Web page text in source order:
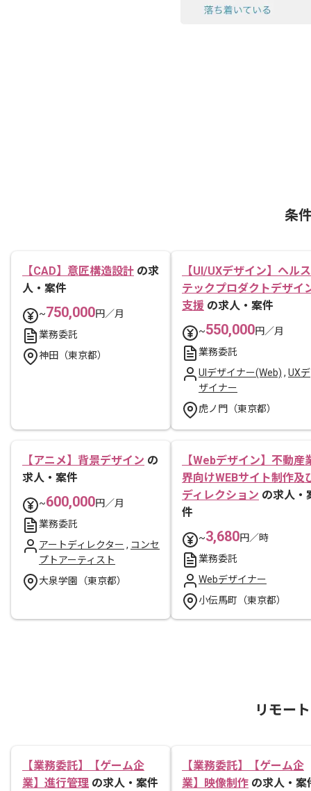
条
【CAD】意匠構造設計 の求
人・案件
~750,000円／月
業務委託
神田（東京都）
【UI/UXデザイン】ヘルス
テックプロダクトデザイ
支援 の求人・案件
~550,000円／月
業務委託
UIデザイナー(Web) , UXデ
ザイナー
虎ノ門（東京都）
【アニメ】背景デザイン の
求人・案件
~600,000円／月
業務委託
アートディレクター , コンセ
プトアーティスト
大泉学園（東京都）
【Webデザイン】不動産
界向けWEBサイト制作及
ディレクション の求人・
件
~3,680円／時
業務委託
Webデザイナー
小伝馬町（東京都）
リモー
【業務委託】【ゲーム企
業】進行管理 の求人・案件
【業務委託】【ゲーム企
業】映像制作 の求人・案